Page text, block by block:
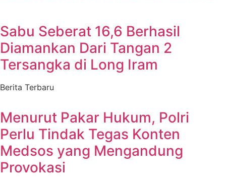
Sabu Seberat 16,6 Berhasil
Diamankan Dari Tangan 2
Tersangka di Long Iram
Berita Terbaru
Menurut Pakar Hukum, Polri
Perlu Tindak Tegas Konten
Medsos yang Mengandung
Provokasi